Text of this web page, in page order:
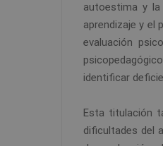
autoestima y
aprendizaje y el
evaluación
identificar
Esta titulación
dificultades del